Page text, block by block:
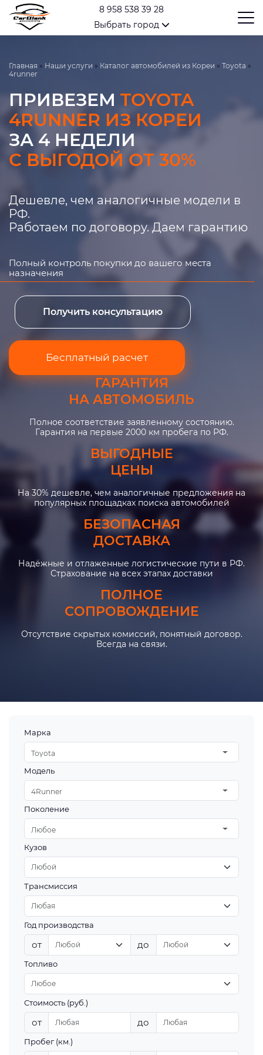
8 958 538 39 28
Выбрать город
Главная » Наши услуги » Каталог автомобилей из Кореи » Toyota »
4runner
ПРИВЕЗЕМ TOYOTA
4RUNNER ИЗ КОРЕИ
ЗА 4 НЕДЕЛИ
С ВЫГОДОЙ ОТ 30%
Дешевле, чем аналогичные модели в
РФ.
Работаем по договору. Даем гарантию
Полный контроль покупки до вашего места
назначения
Получить консультацию
Бесплатный расчет
ГАРАНТИЯ
НА АВТОМОБИЛЬ
Полное соответствие заявленному состоянию.
Гарантия на первые 2000 км пробега по РФ.
ВЫГОДНЫЕ
ЦЕНЫ
На 30% дешевле, чем аналогичные предложения на
популярных площадках поиска автомобилей
БЕЗОПАСНАЯ
ДОСТАВКА
Надёжные и отлаженные логистические пути в РФ.
Страхование на всех этапах доставки
ПОЛНОЕ
СОПРОВОЖДЕНИЕ
Отсутствие скрытых комиссий, понятный договор.
Всегда на связи.
Марка
Toyota
Модель
4Runner
Поколение
Любое
Кузов
Трансмиссия
Год производства
от до
Топливо
Стоимость (руб.)
от до
Пробег (км.)